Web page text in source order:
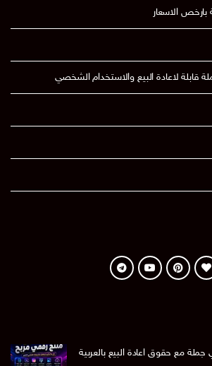
الاسعار
قابلة لاعادة البيع والاستخدام الشخصي
جملة مع حقوق اعادة البيع بالعربية